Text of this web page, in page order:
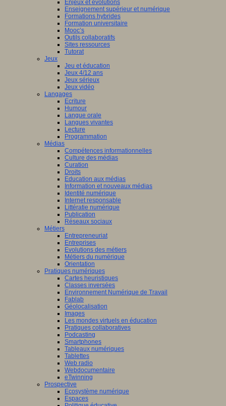
Enjeux et évolutions
Enseignement supérieur et numérique
Formations hybrides
Formation universitaire
Mooc’s
Outils collaboratifs
Sites ressources
Tutorat
Jeux
Jeu et éducation
Jeux 4/12 ans
Jeux sérieux
Jeux vidéo
Langages
Ecriture
Humour
Langue orale
Langues vivantes
Lecture
Programmation
Médias
Compétences informationnelles
Culture des médias
Curation
Droits
Education aux médias
Information et nouveaux médias
Identité numérique
Internet responsable
Littératie numérique
Publication
Réseaux sociaux
Métiers
Entrepreneuriat
Entreprises
Evolutions des métiers
Métiers du numérique
Orientation
Pratiques numériques
Cartes heuristiques
Classes inversées
Environnement Numérique de Travail
Fablab
Géolocalisation
Images
Les mondes virtuels en éducation
Pratiques collaboratives
Podcasting
Smartphones
Tableaux numériques
Tablettes
Web radio
Webdocumentaire
eTwinning
Prospective
Ecosystème numérique
Espaces